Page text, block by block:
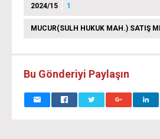
2024/15
1
MUCUR(SULH HUKUK MAH.) SATIŞ
Bu Gönderiyi Paylaşın